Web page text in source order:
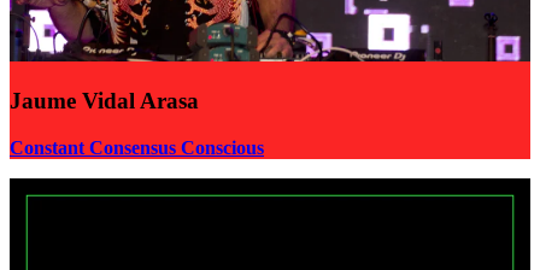
Jaume Vidal Arasa
Constant Consensus Conscious